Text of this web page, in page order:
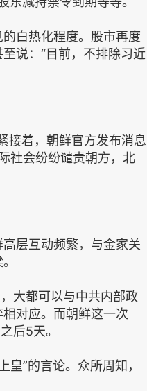
白热化程度。股市再度
说：“目前，不排除习近
接着，朝鲜官方发布消息
社会纷纷谴责朝方，北
层互动频繁，与金家关
大都可以与中共内部政
对应。而朝鲜这一次
后5天。
”的言论。众所周知，